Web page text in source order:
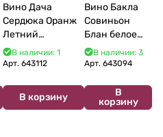
Вино Дача
Сердюка Оранж
Летний
Сибирьковый
2024 750 мл
В наличии: 1
Арт. 643112
В корзину
Вино Бакла
Совиньон
Блан белое
сухое 750 мл
12%
В наличии: 3
Арт.643094
В
корзину